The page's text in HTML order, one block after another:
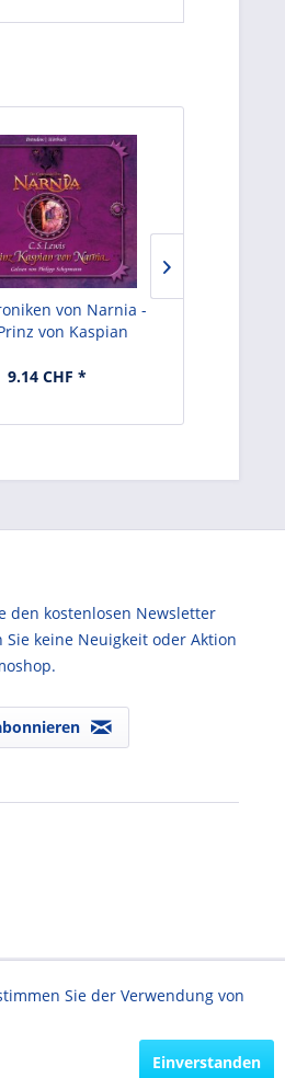
von Narnia -
von Kaspian
9.14 CHF *
den kostenlosen Newsletter
Sie keine Neuigkeit oder Aktion
Sie der Verwendung von
Einverstanden